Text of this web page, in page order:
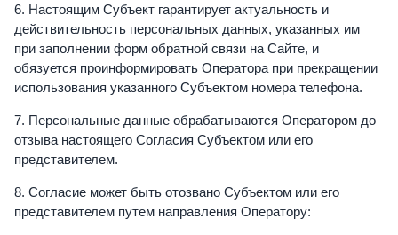
6. Настоящим Субъект гарантирует актуальность и
действительность персональных данных, указанных им
при заполнении форм обратной связи на Сайте, и
обязуется проинформировать Оператора при прекращении
использования указанного Субъектом номера телефона.
7. Персональные данные обрабатываются Оператором до
отзыва настоящего Согласия Субъектом или его
представителем.
8. Согласие может быть отозвано Субъектом или его
представителем путем направления Оператору: